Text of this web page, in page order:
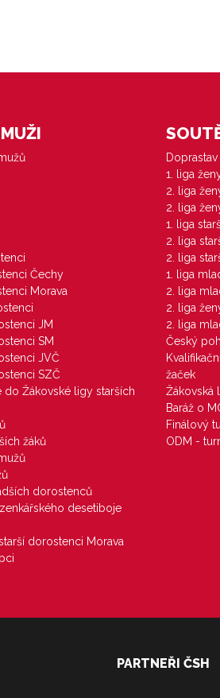
Čechy
Morava
JM
SM
JVČ
SZČ
do Žákovské ligy starších
žáků
dorostenců
desetiboje
dorostenci Morava
1. liga
2. liga
2. liga
1. liga
2. liga
2. liga
1. liga
2. liga
2. liga
2. liga
Český
žaček
Žákovská
Baráž o
Finálový
ODM -
PARTNEŘI ČSH